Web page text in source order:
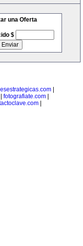
una Oferta
$
|
fotografiate.com|